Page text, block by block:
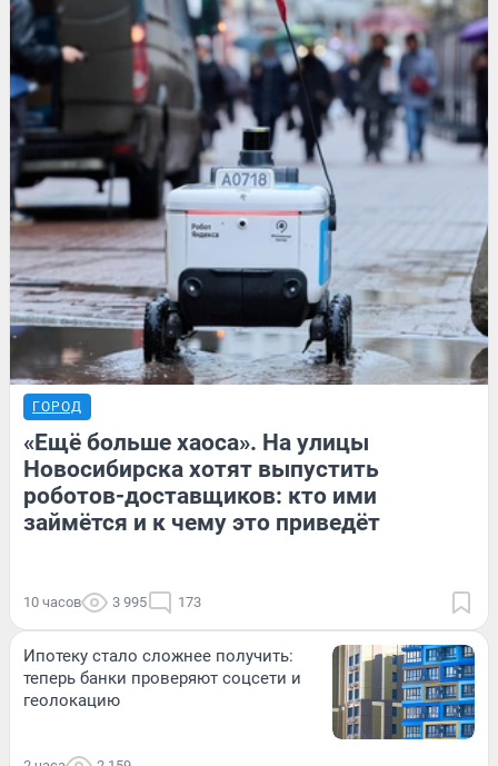
ГОРОД
«Ещё больше хаоса». На улицы
Новосибирска хотят выпустить
роботов-доставщиков: кто ими
займётся и к чему это приведёт
10 часов 3 995 173
Ипотеку стало сложнее получить:
теперь банки проверяют соцсети и
геолокацию